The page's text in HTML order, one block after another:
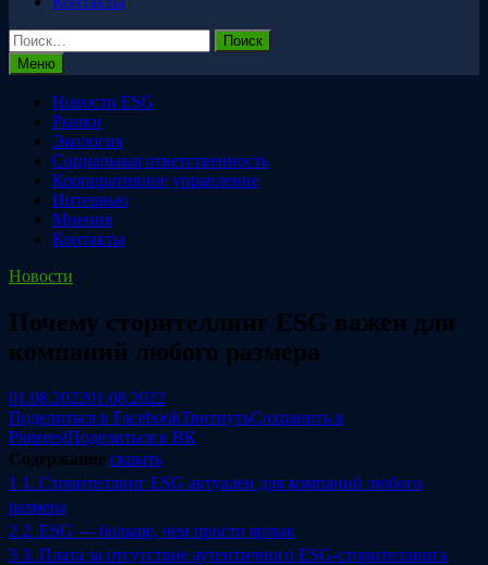
Найти:
Меню
Новости ESG
Рынки
Экология
Социальная ответственность
Корпоративное управление
Интервью
Мнения
Контакты
Новости
Почему сторителлинг ESG важен для
компаний любого размера
01.08.202201.08.2022
Поделиться в FacebookТвитнутьСохранить в
PinterestПоделиться в ВК
Содержание скрыть
1 1. Сторителлинг ESG актуален для компаний любого
размера
2 2. ESG — больше, чем просто ярлык
3 3. Плата за отсутствие аутентичного ESG-сторителлинга